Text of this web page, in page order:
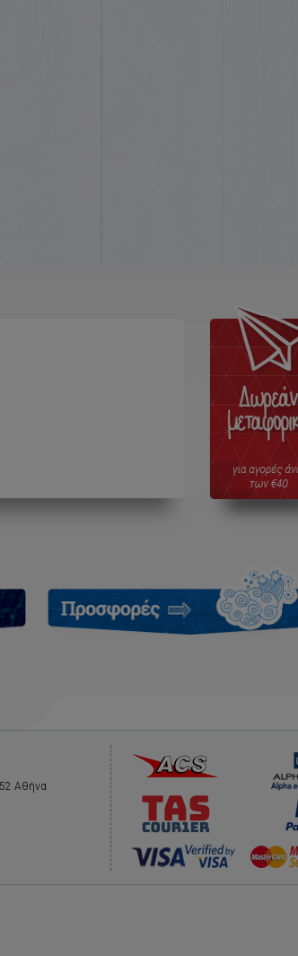
Αθήνα